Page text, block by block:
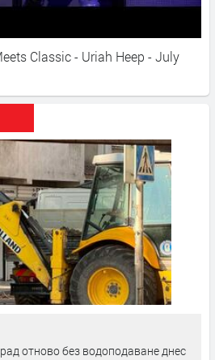
Classic - Uriah Heep - July
отново без водоподаване днес